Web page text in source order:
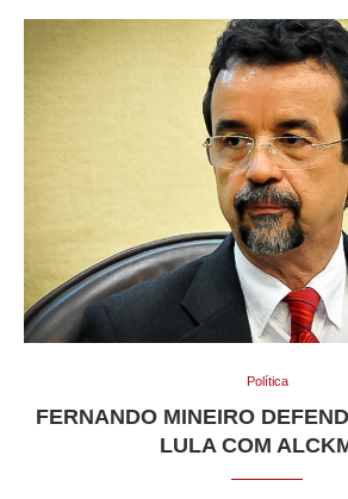
Política
FERNANDO MINEIRO
LULA COM